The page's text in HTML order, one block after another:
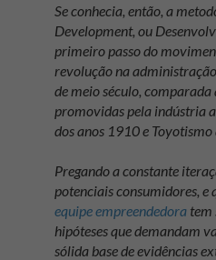
Se conhecia, então, a
Development, ou
primeiro passo do
revolução na
de meio século, comparada
promovidas pela indústria
dos anos 1910 e Toyotismo
Pregando a constante
potenciais consumidores, e
equipe empreendedora tem
hipóteses que demandam
sólida base de evidências